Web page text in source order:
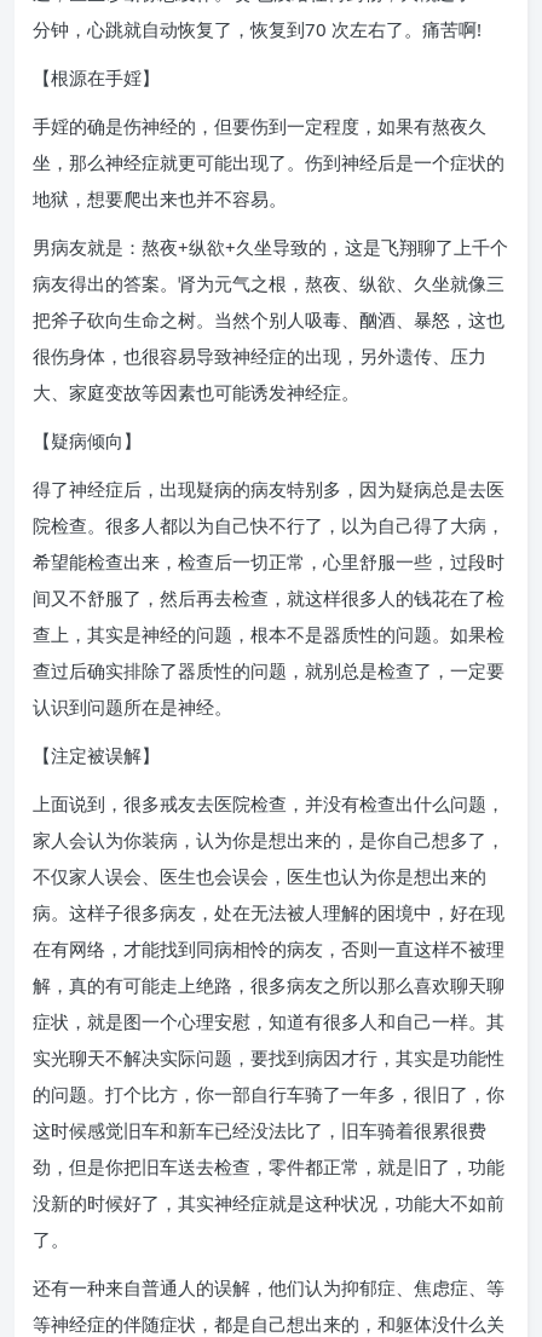
分钟，心跳就自动恢复了，恢复到70 次左右了。痛苦啊!
【根源在手婬】
手婬的确是伤神经的，但要伤到一定程度，如果有熬夜久
坐，那么神经症就更可能出现了。伤到神经后是一个症状的
地狱，想要爬出来也并不容易。
男病友就是：熬夜+纵欲+久坐导致的，这是飞翔聊了上千个
病友得出的答案。肾为元气之根，熬夜、纵欲、久坐就像三
把斧子砍向生命之树。当然个别人吸毒、酗酒、暴怒，这也
很伤身体，也很容易导致神经症的出现，另外遗传、压力
大、家庭变故等因素也可能诱发神经症。
【疑病倾向】
得了神经症后，出现疑病的病友特别多，因为疑病总是去医
院检查。很多人都以为自己快不行了，以为自己得了大病，
希望能检查出来，检查后一切正常，心里舒服一些，过段时
间又不舒服了，然后再去检查，就这样很多人的钱花在了检
查上，其实是神经的问题，根本不是器质性的问题。如果检
查过后确实排除了器质性的问题，就别总是检查了，一定要
认识到问题所在是神经。
【注定被误解】
上面说到，很多戒友去医院检查，并没有检查出什么问题，
家人会认为你装病，认为你是想出来的，是你自己想多了，
不仅家人误会、医生也会误会，医生也认为你是想出来的
病。这样子很多病友，处在无法被人理解的困境中，好在现
在有网络，才能找到同病相怜的病友，否则一直这样不被理
解，真的有可能走上绝路，很多病友之所以那么喜欢聊天聊
症状，就是图一个心理安慰，知道有很多人和自己一样。其
实光聊天不解决实际问题，要找到病因才行，其实是功能性
的问题。打个比方，你一部自行车骑了一年多，很旧了，你
这时候感觉旧车和新车已经没法比了，旧车骑着很累很费
劲，但是你把旧车送去检查，零件都正常，就是旧了，功能
没新的时候好了，其实神经症就是这种状况，功能大不如前
了。
还有一种来自普通人的误解，他们认为抑郁症、焦虑症、等
等神经症的伴随症状，都是自己想出来的，和躯体没什么关